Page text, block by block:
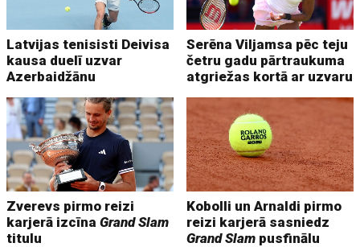
Latvijas tenisisti Deivisa
kausa duelī uzvar
Azerbaidžānu
Serēna Viljamsa pēc teju
četru gadu pārtraukuma
atgriežas kortā ar uzvaru
Zverevs pirmo reizi
karjerā izcīnaGrand Slam
titulu
Kobolli un Arnaldi pirmo
reizi karjerā sasniedz
Grand Slam pusfinālu